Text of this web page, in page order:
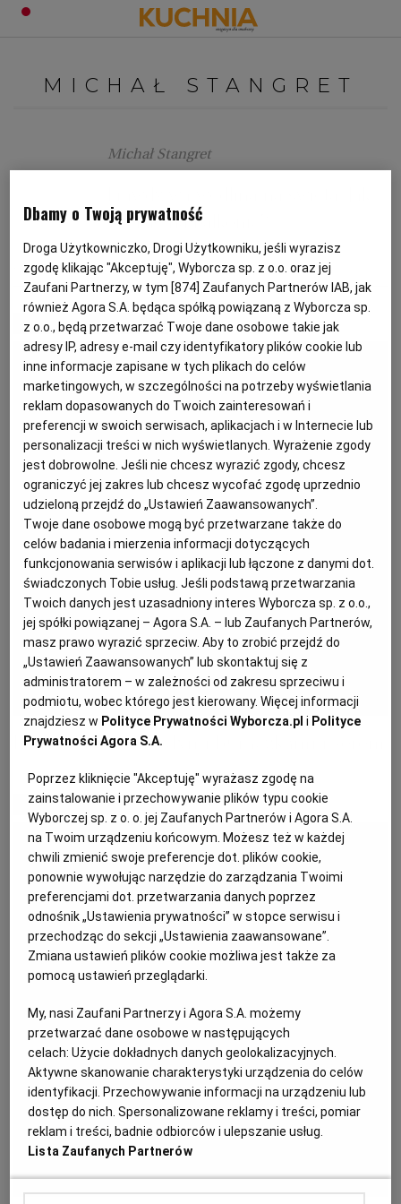
OBIADY
DESERY
ZUPY
CIASTA
NAPOJE
SAŁATKI
MAKARONY
DRÓB
MIĘSA
RYBY
PRZEKĄSKI
DOMOWE PRZETWORY
SOST, DIPY I INNE DODATKI
HALLOWEEN
BOŻE NARODZENIE
KARNAWAŁ
WIELKANOC
WALENTYNKI
DOMOWE PRZYJĘCIE
GRILL
KUCHNIE ŚWIATA
KUCHNIA WŁOSKA
KUCHNIA BRYTYJSKA
KUCHNIA AFRYKAŃSKA
KUCHNIA JAPOŃSKA
KUCHNIA CHIŃSKA
KUCHNIA TAJSKA
KUCHNIA GRECKA
KUCHNIA PORTUGALSKA
KUCHNIA FRANCUSKA
KUCHNIA AMERYKAŃSKA
KUCHNIA POLSKA
KUCHNIA MEKSYKAŃSKA
KUCHNIA INDYJSKA
KUCHNIA HISZPAŃSKA
DANIA SEZONOWE
PORADY
SZKOŁA GOTOWANIA
PORADY
ZAKUPY
SPRZĘT KUCHENNY
ZDROWA DIETA
DIETA
FIT PRZEPISY
WEGE
WEGAN
BEZ GLUTENU
DO POCZYTANIA
PODRÓŻE KULINARNE
HISTORIE KULINARNE
FELIETONY KULINARNE
KSIĄŻKI KULINARNE
SZEF KUCHNI
NASZE SERWISY
SERWISY LOKALNE
BIAŁYSTOK
BIELSKO-BIAŁA
BYDGOSZCZ
CZĘSTOCHOWA
ELBLĄG
GLIWICE
GORZÓW WIELKOPOLSKI
KALISZ
KIELCE
KOSZALIN
KRAKÓW
WYBORCZA.PL
MAGAZYNY
DUŻY FORMAT
WOLNA SOBOTA
ALE HISTORIA
WYBORCZA TV I VOD
TYLKO ZDROWIE
KSIĄŻKI. MAGAZYN DO CZYTANIA
SŁÓWKA. MAGAZYN O JĘZYKU
WYBORCZA CLASSIC
WYBORCZA.BIZ
WYSOKIE OBCASY
BIQDATA
JUTRONAUCI
ARCHIWUM
GAZETA.PL
TOK FM
SPORT.PL
Zaloguj się
MICHAŁ STANGRET
Michał Stangret
wędzić na balkonie?
MICHAŁ STANGRET MODA PORADNIK KONSUMENTA PRZEPISY
MATERIAŁ PROMOCYJNY
Letnia tarta z młodymi buraczkami i serem
MATERIAŁ PROMOCYJNY
Dbamy o Twoją prywatność
Droga Użytkowniczko, Drogi Użytkowniku, jeśli wyrazisz
zgodę klikając "Akceptuję", Wyborcza sp. z o.o. oraz jej
Zaufani Partnerzy, w tym [874] Zaufanych Partnerów IAB, jak
również Agora S.A. będąca spółką powiązaną z Wyborcza sp.
z o.o., będą przetwarzać Twoje dane osobowe takie jak
adresy IP, adresy e-mail czy identyfikatory plików cookie lub
inne informacje zapisane w tych plikach do celów
marketingowych, w szczególności na potrzeby wyświetlania
reklam dopasowanych do Twoich zainteresowań i
preferencji w swoich serwisach, aplikacjach i w Internecie lub
personalizacji treści w nich wyświetlanych. Wyrażenie zgody
jest dobrowolne. Jeśli nie chcesz wyrazić zgody, chcesz
ograniczyć jej zakres lub chcesz wycofać zgodę uprzednio
udzieloną przejdź do „Ustawień Zaawansowanych”.
Twoje dane osobowe mogą być przetwarzane także do
celów badania i mierzenia informacji dotyczących
funkcjonowania serwisów i aplikacji lub łączone z danymi dot.
świadczonych Tobie usług. Jeśli podstawą przetwarzania
Twoich danych jest uzasadniony interes Wyborcza sp. z o.o.,
jej spółki powiązanej – Agora S.A. – lub Zaufanych Partnerów,
masz prawo wyrazić sprzeciw. Aby to zrobić przejdź do
„Ustawień Zaawansowanych” lub skontaktuj się z
administratorem – w zależności od zakresu sprzeciwu i
podmiotu, wobec którego jest kierowany. Więcej informacji
znajdziesz w Polityce Prywatności Wyborcza.pl i Polityce
Prywatności Agora S.A.
Poprzez kliknięcie "Akceptuję" wyrażasz zgodę na
zainstalowanie i przechowywanie plików typu cookie
Wyborczej sp. z o. o. jej Zaufanych Partnerów i Agora S.A.
na Twoim urządzeniu końcowym. Możesz też w każdej
chwili zmienić swoje preferencje dot. plików cookie,
ponownie wywołując narzędzie do zarządzania Twoimi
preferencjami dot. przetwarzania danych poprzez
odnośnik „Ustawienia prywatności” w stopce serwisu i
przechodząc do sekcji „Ustawienia zaawansowane”.
Zmiana ustawień plików cookie możliwa jest także za
pomocą ustawień przeglądarki.
My, nasi Zaufani Partnerzy i Agora S.A. możemy
przetwarzać dane osobowe w następujących
celach:Użycie dokładnych danych geolokalizacyjnych.
Aktywne skanowanie charakterystyki urządzenia do celów
identyfikacji. Przechowywanie informacji na urządzeniu lub
dostęp do nich. Spersonalizowane reklamy i treści, pomiar
reklam i treści, badnie odbiorców i ulepszanie usług.
Lista Zaufanych Partnerów